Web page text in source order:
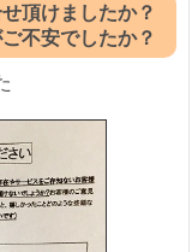
頂けましたか？
不安でしたか？